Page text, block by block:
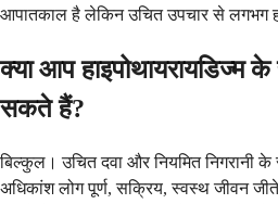
आपातकाल है लेकिन उचित उपचार से लगभग
क्या आप हाइपोथायरायडिज्म
सकते हैं?
बिल्कुल। उचित दवा और नियमित निगरानी के
अधिकांश लोग पूर्ण, सक्रिय, स्वस्थ जीवन